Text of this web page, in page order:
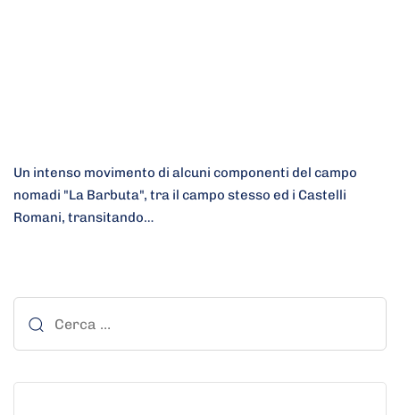
Un intenso movimento di alcuni componenti del campo
nomadi "La Barbuta", tra il campo stesso ed i Castelli
Romani, transitando…